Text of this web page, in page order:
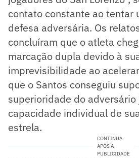
contato constante ao tentar
defesa adversária. Os
concluíram que o atleta
marcação dupla devido à
imprevisibilidade ao
que o Santos conseguiu
superioridade do
capacidade individual de
estrela.
CONTINUA
APÓS A
PUBLICIDADE